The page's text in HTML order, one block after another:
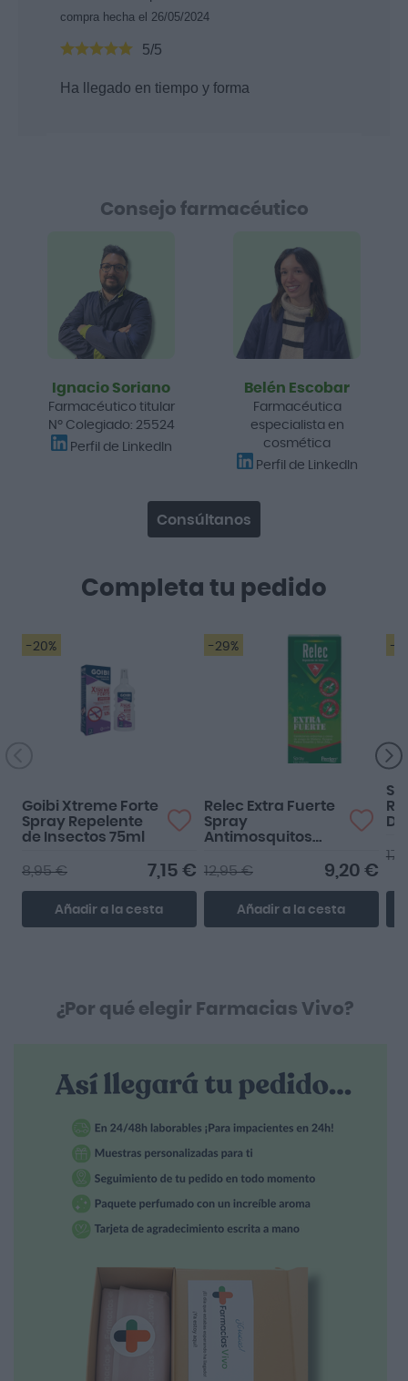
Completa tu pedido
-20%
Funciona perfecto!
Goibi Xtreme Forte
Spray Repelente
de Insectos 75ml
7,15 €
8,95 €
Añadir a la cesta
-29%
Muy bien
Relec Extra Fuerte
Spray
Antimosquitos
9,20 €
12,95 €
Añadir a la cesta
-
compra hecha el 26/05/2024
5/5
Ha llegado en tiempo y forma
Consejo farmacéutico
Ignacio Soriano
Farmacéutico titular
Nº Colegiado: 25524
Perfil de LinkedIn
Belén Escobar
Farmacéutica
especialista en
cosmética
Perfil de LinkedIn
Consúltanos
¿Por qué elegir Farmacias Vivo?